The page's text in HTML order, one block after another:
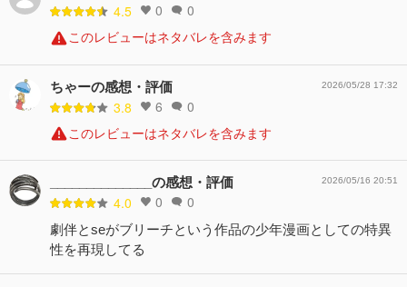
4.5 0 0
このレビューはネタバレを含みます
ちゃーの感想・評価
3.8 6 0
2026/05/28 17:32
このレビューはネタバレを含みます
______________の感想・評価
4.0 0 0
2026/05/16 20:51
劇伴とseがブリーチという作品の少年漫画としての特異
性を再現してる